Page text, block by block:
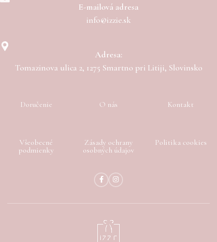
E-mailová adresa
info@izzie.sk
Adresa:
Tomazinova ulica 2, 1275 Smartno pri Litiji, Slovinsko
Doručenie O nás Kontakt
Všeobecné
podmienky
Zásady ochrany
osobných údajov
Politika cookies